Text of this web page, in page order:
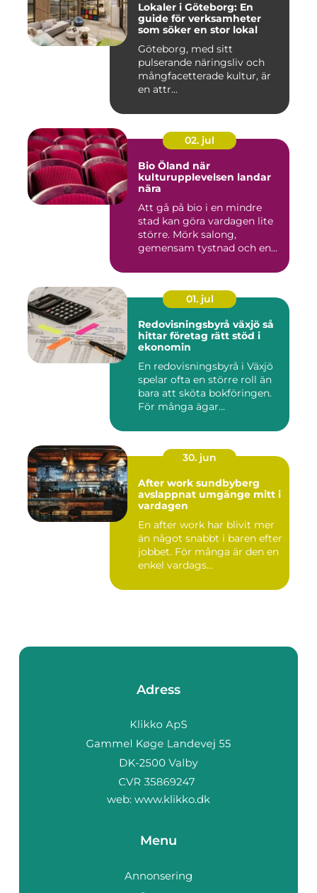
Lokaler i Göteborg: En
guide för verksamheter
som söker en stor lokal
Göteborg, med sitt
pulserande näringsliv och
mångfacetterade kultur, är
en attr...
02. jul
Bio Öland när
kulturupplevelsen landar
nära
Att gå på bio i en mindre
stad kan göra vardagen lite
större. Mörk salong,
gemensam tystnad och en
01. jul
Redovisningsbyrå växjö så
hittar företag rätt stöd i
ekonomin
En redovisningsbyrå i Växjö
spelar ofta en större roll än
bara att sköta bokföringen.
För många ägar...
30. jun
After work sundbyberg
avslappnat umgänge mitt i
vardagen
En after work har blivit mer
än något snabbt i baren efter
jobbet. För många är den en
enkel vardags...
Adress
web: www.klikko.dk
Menu
Annonsering